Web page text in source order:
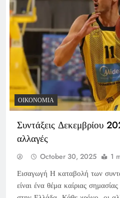
ΟΙΚΟΝΟΜΊΑ
Συντάξεις Δεκεμβρίου
αλλαγές
October 30, 2025 1
Εισαγωγή Η καταβολή των
είναι ένα θέμα καίριας